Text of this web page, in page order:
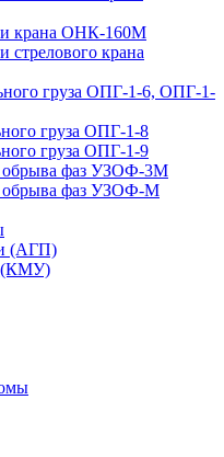
крана ОНК-160М
стрелового крана
груза ОПГ-1-6, ОПГ-1-
груза ОПГ-1-8
груза ОПГ-1-9
обрыва фаз УЗОФ-3М
обрыва фаз УЗОФ-М
(АГП)
(КМУ)